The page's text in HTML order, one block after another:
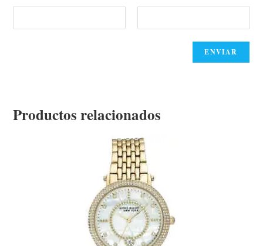
Productos relacionados